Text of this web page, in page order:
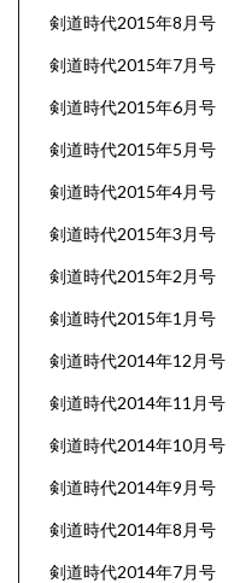
剣道時代2015年8月号
剣道時代2015年7月号
剣道時代2015年6月号
剣道時代2015年5月号
剣道時代2015年4月号
剣道時代2015年3月号
剣道時代2015年2月号
剣道時代2015年1月号
剣道時代2014年12月号
剣道時代2014年11月号
剣道時代2014年10月号
剣道時代2014年9月号
剣道時代2014年8月号
剣道時代2014年7月号